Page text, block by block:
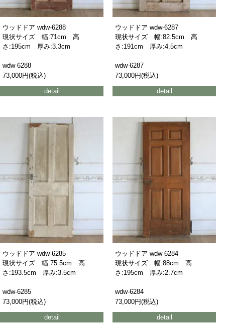
ウッドドア wdw-6288
現状サイズ 幅:71cm 高
さ:195cm 厚み:3.3cm
wdw-6288
73,000円(税込)
detail
ウッドドア wdw-6287
現状サイズ 幅:82.5cm 高
さ:191cm 厚み:4.5cm
wdw-6287
73,000円(税込)
detail
ウッドドア wdw-6285
現状サイズ 幅:75.5cm 高
さ:193.5cm 厚み:3.5cm
wdw-6285
73,000円(税込)
detail
ウッドドア wdw-6284
現状サイズ 幅:88cm 高
さ:195cm 厚み:2.7cm
wdw-6284
73,000円(税込)
detail